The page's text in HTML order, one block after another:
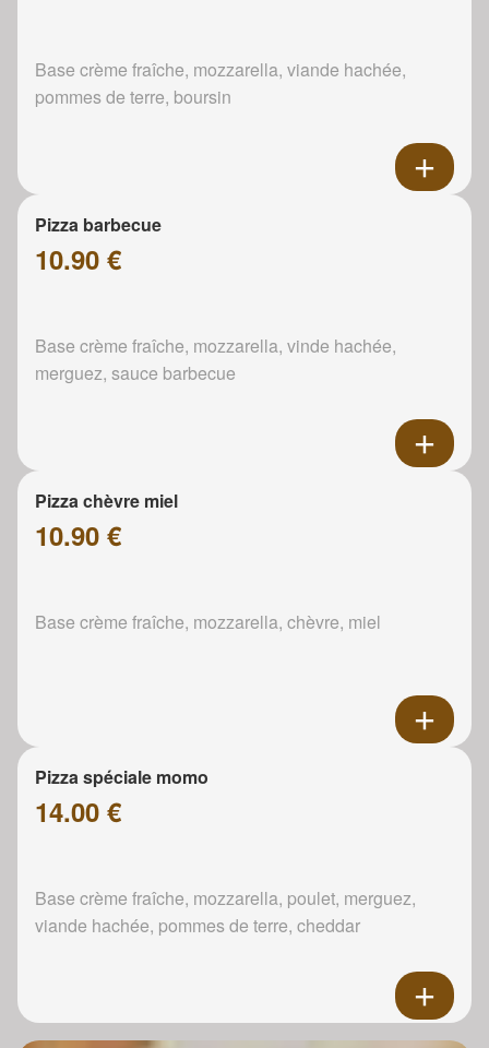
Base crème fraîche, mozzarella, viande hachée,
pommes de terre, boursin
Pizza barbecue
10.90 €
Base crème fraîche, mozzarella, vinde hachée,
merguez, sauce barbecue
Pizza chèvre miel
10.90 €
Base crème fraîche, mozzarella, chèvre, miel
Pizza spéciale momo
14.00 €
Base crème fraîche, mozzarella, poulet, merguez,
viande hachée, pommes de terre, cheddar